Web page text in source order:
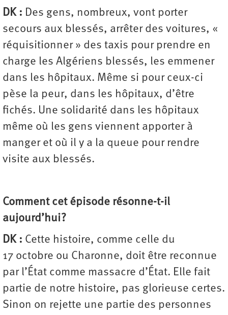
DK : Des gens, nombreux, vont porter
secours aux blessés, arrêter des voitures, «
réquisitionner » des taxis pour prendre en
charge les Algériens blessés, les emmener
dans les hôpitaux. Même si pour ceux-ci
pèse la peur, dans les hôpitaux, d’être
fichés. Une solidarité dans les hôpitaux
même où les gens viennent apporter à
manger et où il y a la queue pour rendre
visite aux blessés.
Comment cet épisode résonne-t-il
aujourd’hui ?
DK : Cette histoire, comme celle du
17 octobre ou Charonne, doit être reconnue
par l’État comme massacre d’État. Elle fait
partie de notre histoire, pas glorieuse certes.
Sinon on rejette une partie des personnes